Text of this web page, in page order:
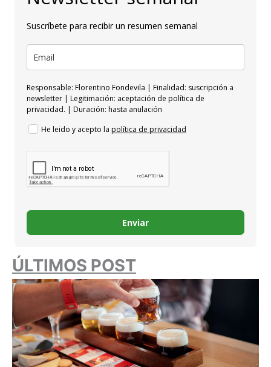
Suscríbete para recibir un resumen semanal
Responsable: Florentino Fondevila | Finalidad: suscripción a
newsletter | Legitimación: aceptación de política de
privacidad. | Duración: hasta anulación
He leido y acepto la política de privacidad
Enviar
ÚLTIMOS POST